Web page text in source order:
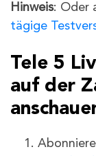
Hinweis: Oder
tägige
Tele 5
auf der